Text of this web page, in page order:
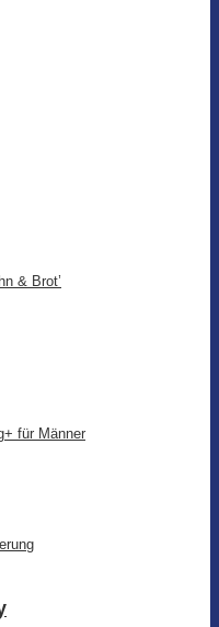
& Brot’
für Männer